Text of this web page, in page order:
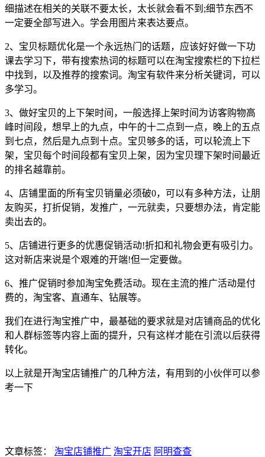
细描述在相关的关联不要太长，太长就会看不到;细节东西不
一定要全部写进入。学会用图片来表达要点。
2、宝贝标题优化是一个永远热门的话题，应该好好做一下功
课去学习下，带有搜索热词的标题可以在淘宝搜索栏的下拉栏
中找到，以及推荐的搜索词。淘宝有软件来分析关键词，可以
多学习。
3、做好宝贝的上下架时间，一般选择上架时间为访客购物高
峰时间段，想早上的九点，中午的十二点到一点，晚上的五点
到七点，然后是九点到十点。宝贝够多的话，可以轮流上下
架，宝贝每个时间段都有宝贝上架，因为宝贝理下架时间最近
的排名越靠前。
4、店铺里面的所有宝贝销量必须破0，可以有多种方法，让朋
友购买，打折促销，发推广，一元就卖，只要想办法，肯定能
卖出去的。
5、店铺进行更多的优惠促销活动!折扣和礼物会更有吸引力。
这对新店来说是个艰难的开端!但一定要做。
6、推广促销时参加淘宝免费活动。现在主流的推广活动是付
费的，淘宝客、直通车、钻展等。
我们在进行淘宝推广中，最基础的要求就是对店铺商品的优化
和人群标签等内容上面的提升，只有这样才能在引流以后获得
转化。
以上就是开淘宝店铺推广的几种方法，有用到的小伙伴可以参
考一下
文章标签： 淘宝店铺推广 淘宝开店 阿明查查